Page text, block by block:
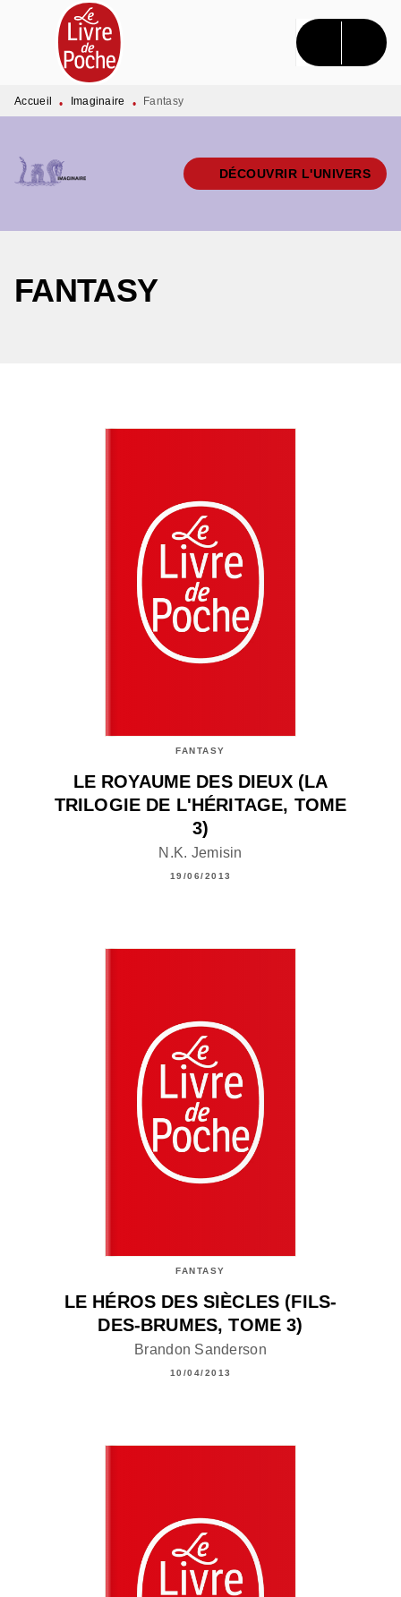
MENU RECHERCHE CONTENU
PIED DE PAGE
Accueil • Imaginaire • Fantasy
DÉCOUVRIR L'UNIVERS
FANTASY
FANTASY
LE ROYAUME DES DIEUX (LA
TRILOGIE DE L'HÉRITAGE, TOME
3)
N.K. Jemisin
19/06/2013
FANTASY
LE HÉROS DES SIÈCLES (FILS-
DES-BRUMES, TOME 3)
Brandon Sanderson
10/04/2013